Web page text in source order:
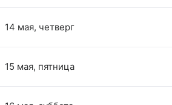
14 мая, четверг
15 мая, пятница